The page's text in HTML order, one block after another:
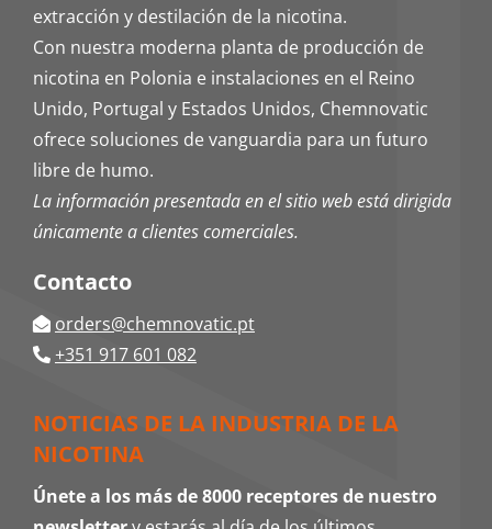
extracción y destilación de la nicotina.
Con nuestra moderna planta de producción de
nicotina en Polonia e instalaciones en el Reino
Unido, Portugal y Estados Unidos, Chemnovatic
ofrece soluciones de vanguardia para un futuro
libre de humo.
La información presentada en el sitio web está dirigida
únicamente a clientes comerciales.
Contacto
orders@chemnovatic.pt
+351 917 601 082
NOTICIAS DE LA INDUSTRIA DE LA
NICOTINA
Únete a los más de 8000 receptores de nuestro